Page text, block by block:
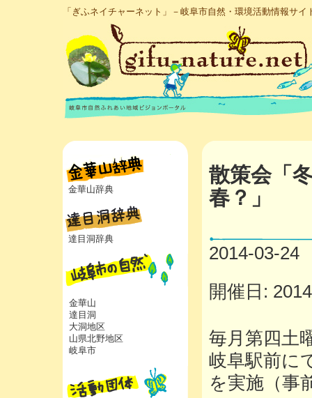
「ぎふネイチャーネット」－岐阜市自然・環境活動情報サイ
金華山辞典
達目洞辞典
金華山
達目洞
大洞地区
山県北野地区
岐阜市
散策会「
春？」
2014-03-24
開催日:
毎月第四土
岐阜駅前に
を実施（事